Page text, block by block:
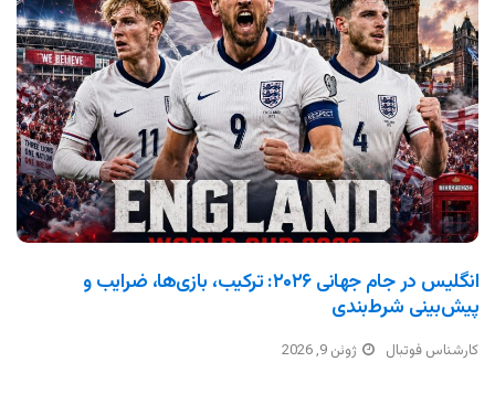
انگلیس در جام جهانی ۲۰۲۶: ترکیب، بازی‌ها، ضرایب و
پیش‌بینی شرط‌بندی
کارشناس فوتبال ژوئن 9, 2026